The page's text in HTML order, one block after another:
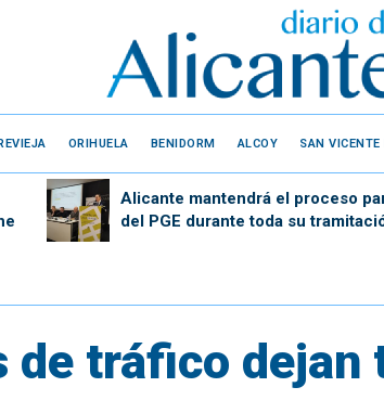
ORIHUELA BENIDORM ALCOY SAN VICENTE
Alicante mantendrá el proceso
del PGE durante toda su
de tráfico